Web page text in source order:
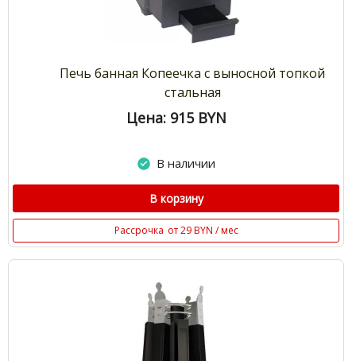
Печь банная Копеечка с выносной топкой
стальная
Цена: 915 BYN
В наличии
В корзину
Рассрочка от 29 BYN / мес